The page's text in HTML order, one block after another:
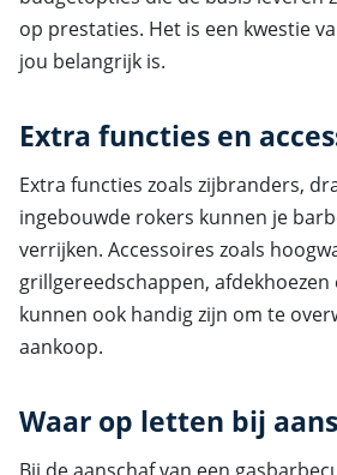
op prestaties. Het is een kwestie
jou belangrijk is.
Extra functies en
Extra functies zoals zijbranders,
ingebouwde rokers kunnen je
verrijken. Accessoires zoals
grillgereedschappen,
kunnen ook handig zijn om te
aankoop.
Waar op letten bij